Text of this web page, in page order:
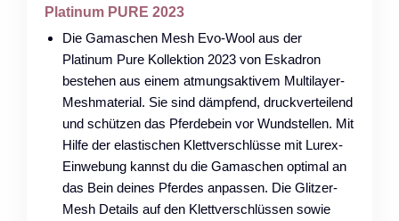
Platinum PURE 2023
Die Gamaschen Mesh Evo-Wool aus der
Platinum Pure Kollektion 2023 von Eskadron
bestehen aus einem atmungsaktivem Multilayer-
Meshmaterial. Sie sind dämpfend, druckverteilend
und schützen das Pferdebein vor Wundstellen. Mit
Hilfe der elastischen Klettverschlüsse mit Lurex-
Einwebung kannst du die Gamaschen optimal an
das Bein deines Pferdes anpassen. Die Glitzer-
Mesh Details auf den Klettverschlüssen sowie